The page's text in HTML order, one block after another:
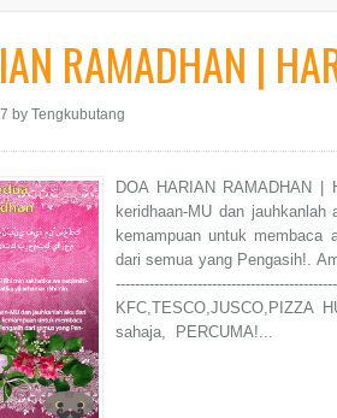
RAMADHAN |
by Tengkubutang
DOA HARIAN RAMADHAN |
keridhaan-MU dan
kemampuan untuk membaca
dari semua yang Pengasih!.
KFC,TESCO,JUSCO,PIZZA
sahaja, PERCUMA!...